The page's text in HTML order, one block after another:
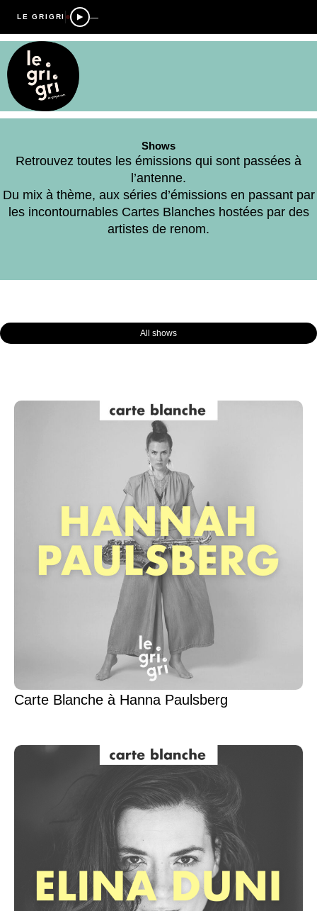
LE GRIGRI —
Shows
Retrouvez toutes les émissions qui sont passées à
l’antenne.
Du mix à thème, aux séries d’émissions en passant par
les incontournables Cartes Blanches hostées par des
artistes de renom.
All shows
Carte Blanche à Hanna Paulsberg
Page PagePage PagePage Page